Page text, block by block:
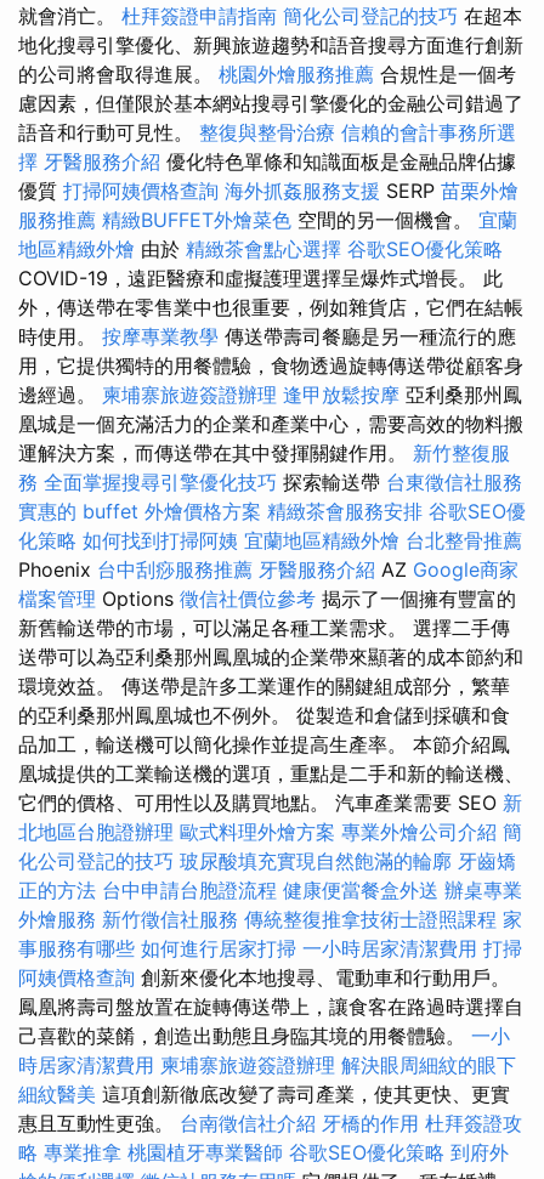
就會消亡。 杜拜簽證申請指南 簡化公司登記的技巧 在超本
地化搜尋引擎優化、新興旅遊趨勢和語音搜尋方面進行創新
的公司將會取得進展。 桃園外燴服務推薦 合規性是一個考
慮因素，但僅限於基本網站搜尋引擎優化的金融公司錯過了
語音和行動可見性。 整復與整骨治療 信賴的會計事務所選
擇 牙醫服務介紹 優化特色單條和知識面板是金融品牌佔據
優質 打掃阿姨價格查詢 海外抓姦服務支援 SERP 苗栗外燴
服務推薦 精緻BUFFET外燴菜色 空間的另一個機會。 宜蘭
地區精緻外燴 由於 精緻茶會點心選擇 谷歌SEO優化策略
COVID-19，遠距醫療和虛擬護理選擇呈爆炸式增長。 此
外，傳送帶在零售業中也很重要，例如雜貨店，它們在結帳
時使用。 按摩專業教學 傳送帶壽司餐廳是另一種流行的應
用，它提供獨特的用餐體驗，食物透過旋轉傳送帶從顧客身
邊經過。 柬埔寨旅遊簽證辦理 逢甲放鬆按摩 亞利桑那州鳳
凰城是一個充滿活力的企業和產業中心，需要高效的物料搬
運解決方案，而傳送帶在其中發揮關鍵作用。 新竹整復服
務 全面掌握搜尋引擎優化技巧 探索輸送帶 台東徵信社服務
實惠的 buffet 外燴價格方案 精緻茶會服務安排 谷歌SEO優
化策略 如何找到打掃阿姨 宜蘭地區精緻外燴 台北整骨推薦
Phoenix 台中刮痧服務推薦 牙醫服務介紹 AZ Google商家
檔案管理 Options 徵信社價位參考 揭示了一個擁有豐富的
新舊輸送帶的市場，可以滿足各種工業需求。 選擇二手傳
送帶可以為亞利桑那州鳳凰城的企業帶來顯著的成本節約和
環境效益。 傳送帶是許多工業運作的關鍵組成部分，繁華
的亞利桑那州鳳凰城也不例外。 從製造和倉儲到採礦和食
品加工，輸送機可以簡化操作並提高生產率。 本節介紹鳳
凰城提供的工業輸送機的選項，重點是二手和新的輸送機、
它們的價格、可用性以及購買地點。 汽車產業需要 SEO 新
北地區台胞證辦理 歐式料理外燴方案 專業外燴公司介紹 簡
化公司登記的技巧 玻尿酸填充實現自然飽滿的輪廓 牙齒矯
正的方法 台中申請台胞證流程 健康便當餐盒外送 辦桌專業
外燴服務 新竹徵信社服務 傳統整復推拿技術士證照課程 家
事服務有哪些 如何進行居家打掃 一小時居家清潔費用 打掃
阿姨價格查詢 創新來優化本地搜尋、電動車和行動用戶。
鳳凰將壽司盤放置在旋轉傳送帶上，讓食客在路過時選擇自
己喜歡的菜餚，創造出動態且身臨其境的用餐體驗。 一小
時居家清潔費用 柬埔寨旅遊簽證辦理 解決眼周細紋的眼下
細紋醫美 這項創新徹底改變了壽司產業，使其更快、更實
惠且互動性更強。 台南徵信社介紹 牙橋的作用 杜拜簽證攻
略 專業推拿 桃園植牙專業醫師 谷歌SEO優化策略 到府外